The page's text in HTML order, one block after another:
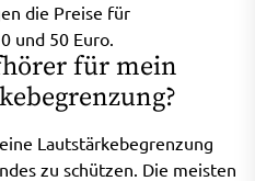
die Preise für
und 50 Euro.
für mein
Lautstärkebegrenzung
zu schützen. Die meisten